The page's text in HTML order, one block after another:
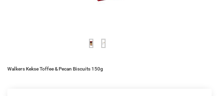
Walkers Kekse Toffee & Pecan Biscuits 150g